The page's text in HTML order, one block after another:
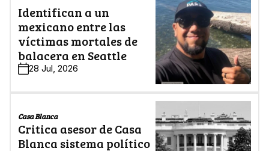
Identifican a un
mexicano entre las
víctimas mortales de
balacera en Seattle
28 Jul, 2026
Casa Blanca
Critica asesor de Casa
Blanca sistema político